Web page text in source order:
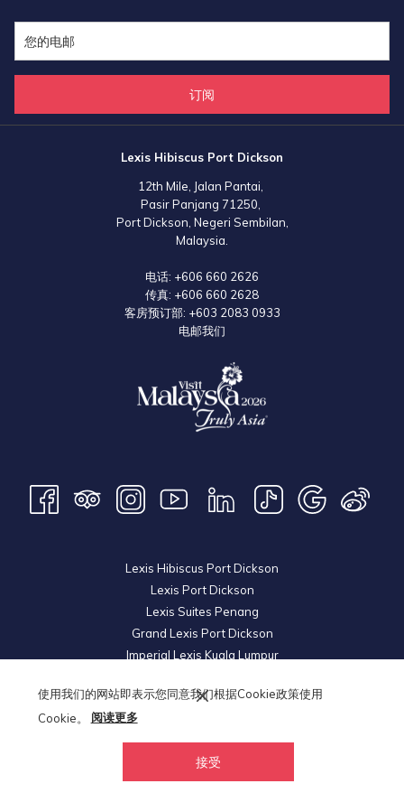
使用我们的网站即表示您同意我们根据Cookie政策使用
Cookie。
阅读更多
接受
团队建设活动进一步增强了创作者之间的关系，培养合作精神。马来西亚
大红花（丽昇精选酒店）为这一次有机会支持马来西亚顶级抖音创作者人
才而感到欣慰，并期待未来举办更多如此激励人心的活动。
订阅
Lexis Hibiscus Port Dickson
12th Mile, Jalan Pantai,
Pasir Panjang 71250,
Port Dickson, Negeri Sembilan,
Malaysia.
电话: +606 660 2626
传真: +606 660 2628
客房预订部: +603 2083 0933
电邮我们
Lexis Hibiscus Port Dickson
Lexis Port Dickson
Lexis Suites Penang
Grand Lexis Port Dickson
Imperial Lexis Kuala Lumpur
Royal Lexis Kuala Lumpur
© 2026 KL Metro Land Development Sdn Bhd. Reg. No
(718044-V). All Rights Reserved.